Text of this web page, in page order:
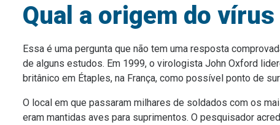
Qual a origem do
Essa é uma pergunta que não tem uma resposta
de alguns estudos. Em 1999, o virologista John Oxford
britânico em Étaples, na França, como possível ponto de
O local em que passaram milhares de soldados com os
eram mantidas aves para suprimentos. O pesquisador